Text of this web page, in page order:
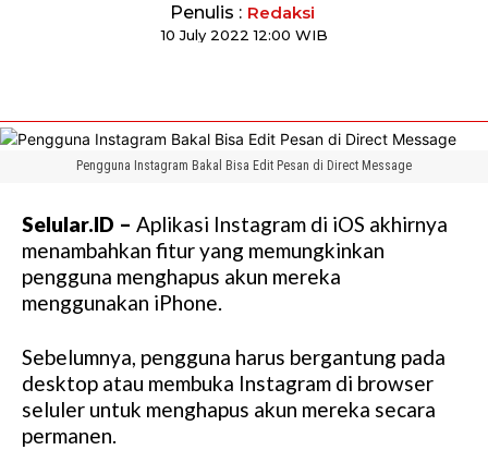
Penulis : Redaksi
10 July 2022 12:00 WIB
Pengguna Instagram Bakal Bisa Edit Pesan di Direct Message
Selular.ID – Aplikasi Instagram di iOS akhirnya
menambahkan fitur yang memungkinkan
pengguna menghapus akun mereka
menggunakan iPhone.
Sebelumnya, pengguna harus bergantung pada
desktop atau membuka Instagram di browser
seluler untuk menghapus akun mereka secara
permanen.